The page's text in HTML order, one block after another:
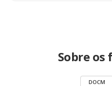
Sobre
DOCM